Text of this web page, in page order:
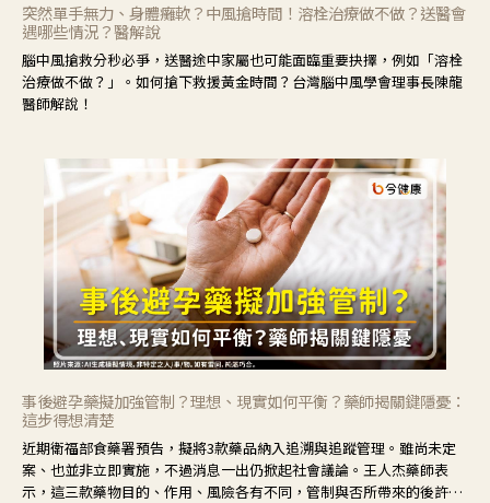
突然單手無力、身體癱軟？中風搶時間！溶栓治療做不做？送醫會
遇哪些情況？醫解說
腦中風搶救分秒必爭，送醫途中家屬也可能面臨重要抉擇，例如「溶栓
治療做不做？」。如何搶下救援黃金時間？台灣腦中風學會理事長陳龍
醫師解說！
事後避孕藥擬加強管制？理想、現實如何平衡？藥師揭關鍵隱憂：
這步得想清楚
近期衛福部食藥署預告，擬將3款藥品納入追溯與追蹤管理。雖尚未定
案、也並非立即實施，不過消息一出仍掀起社會議論。王人杰藥師表
示，這三款藥物目的、作用、風險各有不同，管制與否所帶來的後許影